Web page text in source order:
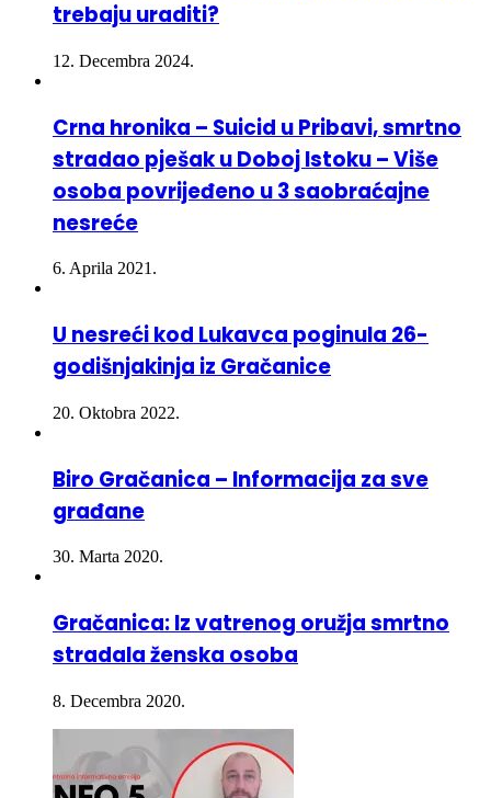
12. Decembra 2024.
stradao pješak u Doboj Istoku – Više
osoba povrijeđeno u 3 saobraćajne
nesreće
6. Aprila 2021.
godišnjakinja iz Gračanice
20. Oktobra 2022.
građane
30. Marta 2020.
stradala ženska osoba
8. Decembra 2020.